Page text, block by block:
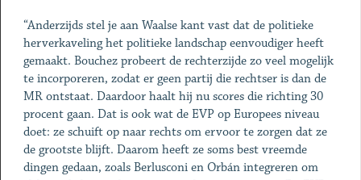
“Anderzijds stel je aan Waalse kant vast dat de politieke
herverkaveling het politieke landschap eenvoudiger heeft
gemaakt. Bouchez probeert de rechterzijde zo veel mogelijk
te incorporeren, zodat er geen partij die rechtser is dan de
MR ontstaat. Daardoor haalt hij nu scores die richting 30
procent gaan. Dat is ook wat de EVP op Europees niveau
doet: ze schuift op naar rechts om ervoor te zorgen dat ze
de grootste blijft. Daarom heeft ze soms best vreemde
dingen gedaan, zoals Berlusconi en Orbán integreren om